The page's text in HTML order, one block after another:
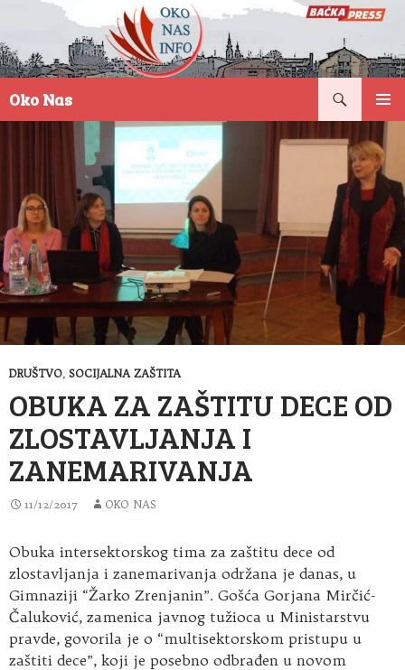
Oko Nas
DRUŠTVO, SOCIJALNA ZAŠTITA
OBUKA ZA ZAŠTITU DECE OD
ZLOSTAVLJANJA I
ZANEMARIVANJA
11/12/2017 OKO NAS
Obuka intersektorskog tima za zaštitu dece od
zlostavljanja i zanemarivanja održana je danas, u
Gimnaziji “Žarko Zrenjanin”. Gošća Gorjana Mirčić-
Čaluković, zamenica javnog tužioca u Ministarstvu
pravde, govorila je o “multisektorskom pristupu u
zaštiti dece”, koji je posebno odbrađen u novom